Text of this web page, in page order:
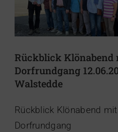
Rückblick
Dorfrundgang
Walstedde
Rückblick Klönabend
Dorfrundgang